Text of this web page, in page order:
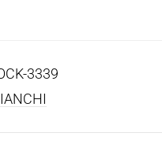
3339